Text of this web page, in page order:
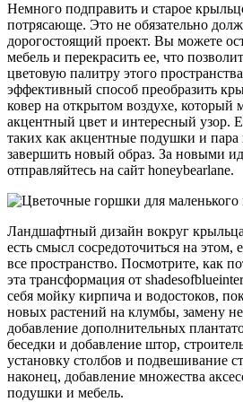
Немного подправить и старое
потрясающе. Это не обязательно
дорогостоящий проект. Вы можете
мебель и перекрасить ее, что
цветовую палитру этого
эффективный способ преобразить
ковер на открытом воздухе, который
акцентный цвет и интересный узор.
таких как акцентные подушки и пара
завершить новый образ. За новыми
отправляйтесь на сайт honeybearlane.
Ландшафтный дизайн вокруг
есть смысл сосредоточиться на этом,
все пространство. Посмотрите, как
эта трансформация от
себя мойку кирпича и водостоков,
новых растений на клумбы, замену
добавление дополнительных
беседки и добавление штор,
установку столбов и подвешивание
наконец, добавление множества
подушки и мебель.